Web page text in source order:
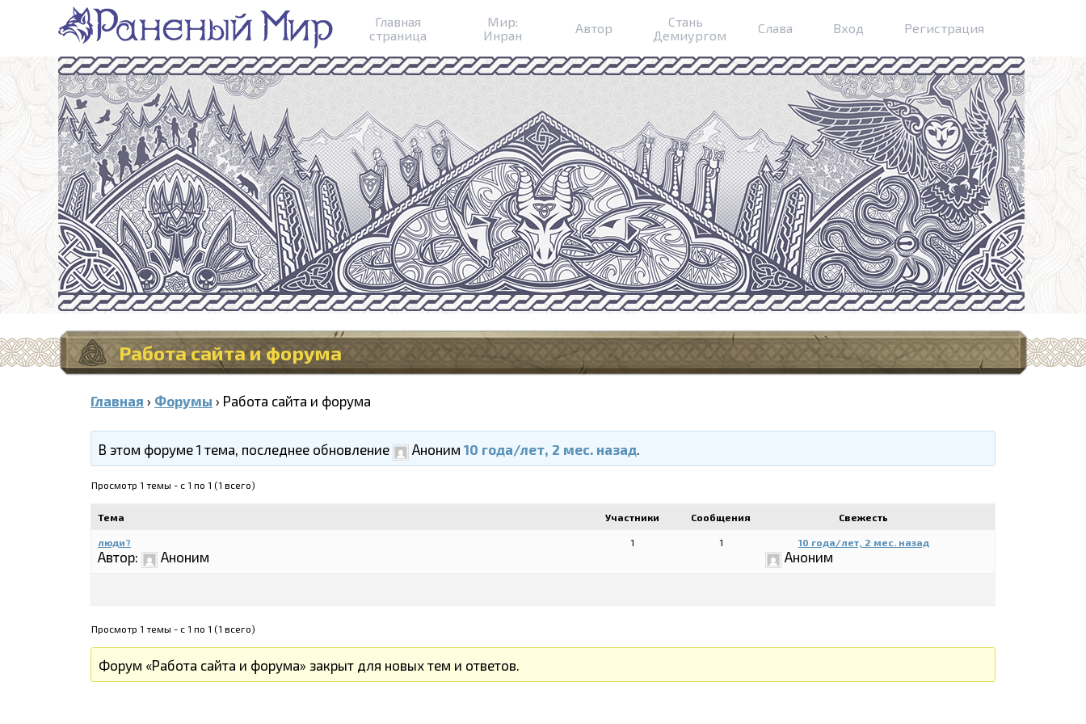
Главная
страница
Мир:
Инран
Автор
Стань
Демиургом
Слава Вход Регистрация
Работа сайта и форума
Главная › Форумы › Работа сайта и форума
В этом форуме 1 тема, последнее обновление Аноним10 года/лет, 2 мес. назад
Просмотр 1 темы - с 1 по 1 (1 всего)
Тема Участники Сообщения Свежесть
люди?
Автор: Аноним
1 1 10 года/лет, 2 мес. назад
Аноним
Просмотр 1 темы - с 1 по 1 (1 всего)
Форум «Работа сайта и форума» закрыт для новых тем и ответов.